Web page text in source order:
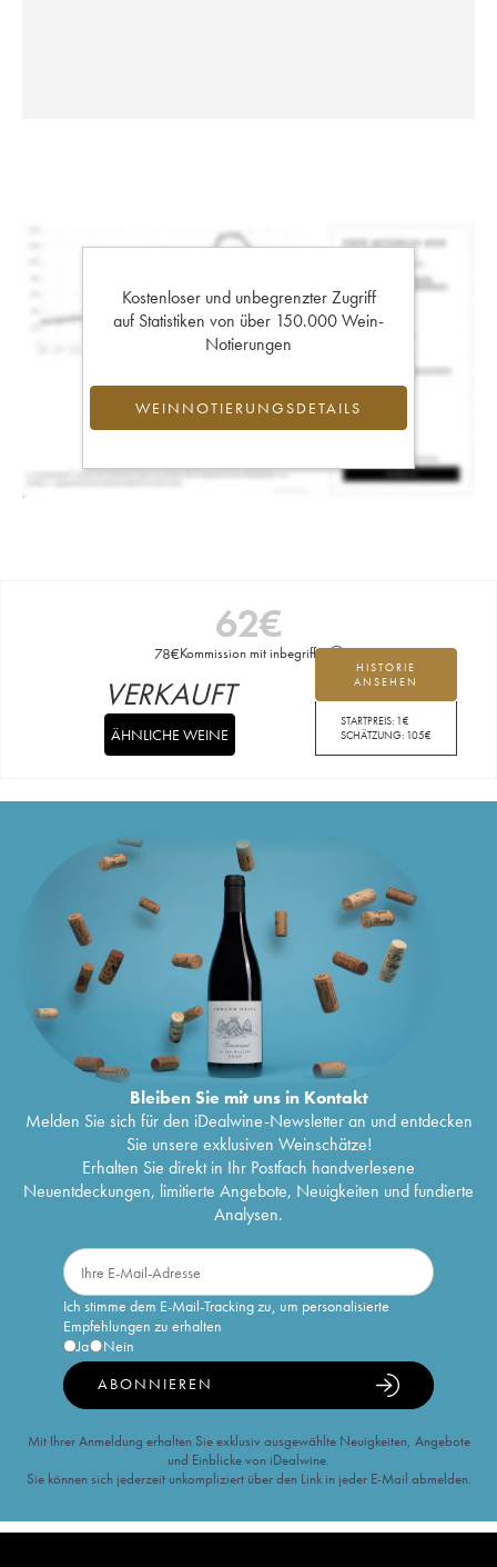
Kostenloser und unbegrenzter Zugriff
auf Statistiken von über 150.000 Wein-
Notierungen
WEINNOTIERUNGSDETAILS
62€
78€Kommission mit inbegriffen
HISTORIE
ANSEHEN
STARTPREIS: 1€
SCHÄTZUNG: 105€
VERKAUFT
ÄHNLICHE WEINE
Bleiben Sie mit uns in Kontakt
Melden Sie sich für den iDealwine-Newsletter an und entdecken
Sie unsere exklusiven Weinschätze!
Erhalten Sie direkt in Ihr Postfach handverlesene
Neuentdeckungen, limitierte Angebote, Neuigkeiten und fundierte
Analysen.
Ich stimme dem E-Mail-Tracking zu, um personalisierte
Empfehlungen zu erhalten
Ja
Nein
ABONNIEREN
Mit Ihrer Anmeldung erhalten Sie exklusiv ausgewählte Neuigkeiten, Angebote
und Einblicke von iDealwine.
Sie können sich jederzeit unkompliziert über den Link in jeder E-Mail abmelden.